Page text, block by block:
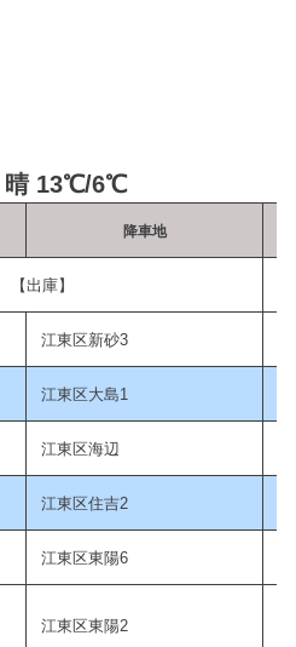
晴 13℃/6℃
降車地
【出庫】
江東区新砂3
江東区大島1
江東区海辺
江東区住吉2
江東区東陽6
江東区東陽2